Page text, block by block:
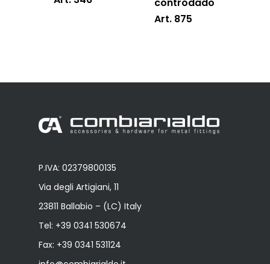
controdado
Art. 875
P.IVA: 02379800135
Via degli Artigiani, 11
23811 Ballabio – (LC) Italy
Tel: +39 0341 530674
Fax: +39 0341 531124